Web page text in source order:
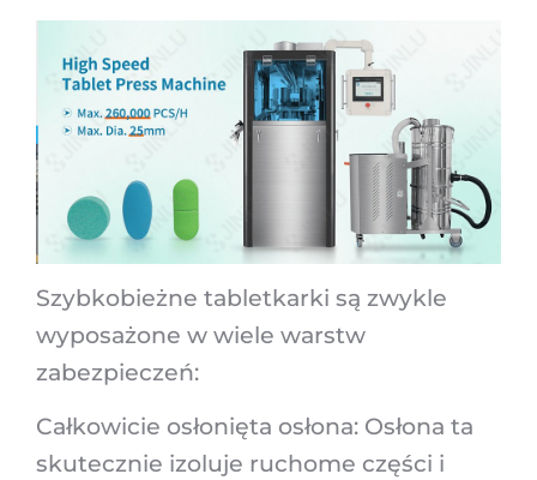
Szybkobieżne tabletkarki są zwykle
wyposażone w wiele warstw
zabezpieczeń:
Całkowicie osłonięta osłona: Osłona ta
skutecznie izoluje ruchome części i